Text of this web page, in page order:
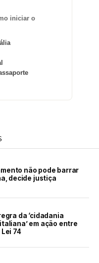
iniciar o
não pode barrar
decide justiça
da ‘cidadania
em ação entre
74